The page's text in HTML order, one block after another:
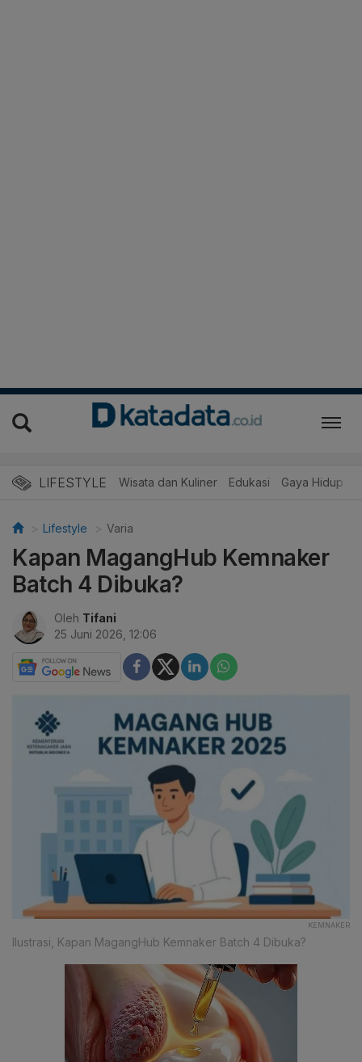
LIFESTYLE Wisata dan Kuliner Edukasi Gaya Hidup
Lifestyle Varia
Kapan MagangHub Kemnaker
Batch 4 Dibuka?
Oleh Tifani
25 Juni 2026, 12:06
KEMNAKER
Ilustrasi, Kapan MagangHub Kemnaker Batch 4 Dibuka?